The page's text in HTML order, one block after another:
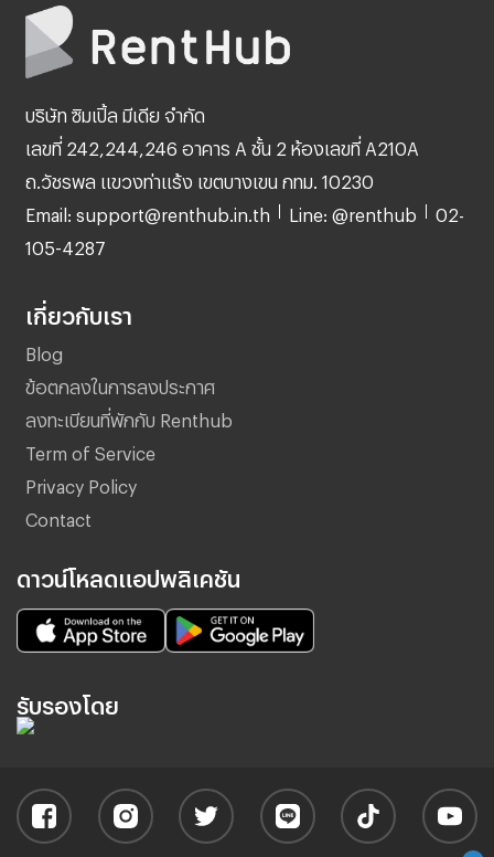
บริษัท ซิมเปิ้ล มีเดีย จำกัด
เลขที่ 242,244,246 อาคาร A ชั้น 2 ห้องเลขที่ A210A
ถ.วัชรพล แขวงท่าแร้ง เขตบางเขน กทม. 10230
Email: support@renthub.in.th Line: @renthub 02-
105-4287
เกี่ยวกับเรา
Blog
ข้อตกลงในการลงประกาศ
ลงทะเบียนที่พักกับ Renthub
Term of Service
Privacy Policy
Contact
ดาวน์โหลดแอปพลิเคชัน
รับรองโดย